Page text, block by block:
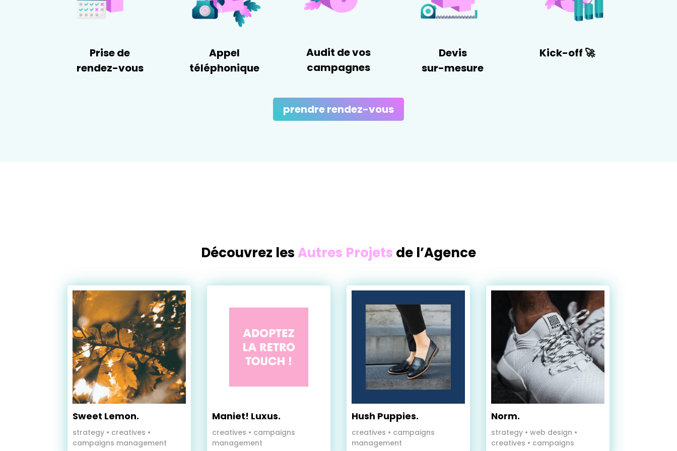
Prise de
rendez-vous
Appel
téléphonique
Audit de vos
campagnes
Devis
sur-mesure
Kick-off 🚀
prendre rendez-vous
Découvrez lesAutres Projets de l’Agence
Sweet Lemon.
strategy • creatives •
campaigns management
Maniet! Luxus.
creatives • campaigns
management
Hush Puppies.
creatives • campaigns
management
Norm.
strategy • web design •
creatives • campaigns